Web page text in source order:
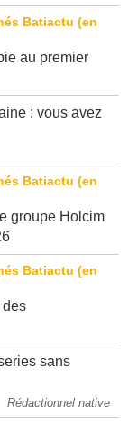
au premier
: vous avez
groupe Holcim
des
sans
Rédactionnel native